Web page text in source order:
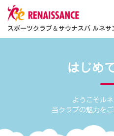
スポーツクラブ＆サウナスパ ルネ
はじめ
ようこそルネ
当クラブの魅力を